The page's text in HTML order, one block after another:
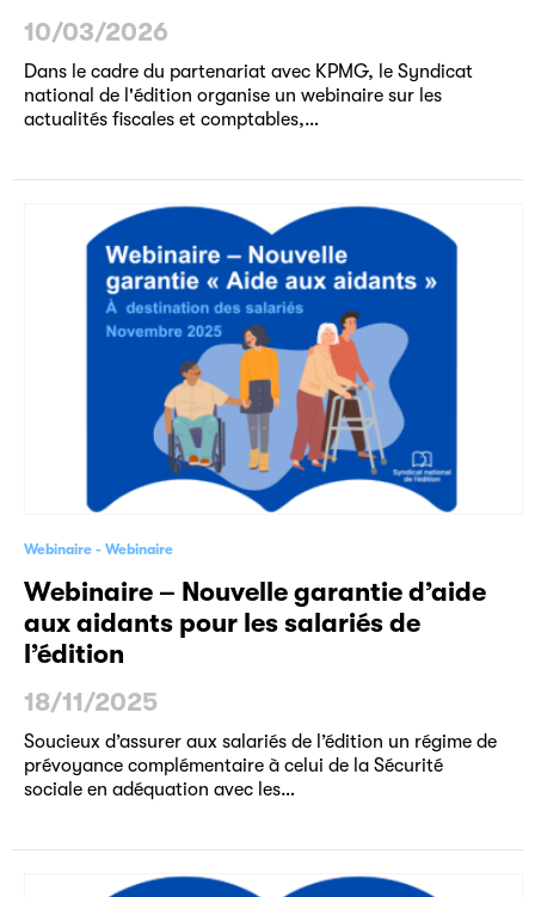
10/03/2026
Dans le cadre du partenariat avec KPMG, le Syndicat
national de l'édition organise un webinaire sur les
actualités fiscales et comptables,…
Webinaire Webinaire
Webinaire – Nouvelle garantie d’aide
aux aidants pour les salariés de
l’édition
18/11/2025
Soucieux d’assurer aux salariés de l’édition un régime de
prévoyance complémentaire à celui de la Sécurité
sociale en adéquation avec les…